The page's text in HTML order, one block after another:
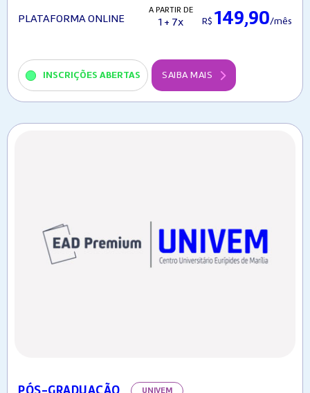
PLATAFORMA ONLINE
A PARTIR DE
1 + 7x R$ 149,90/mês
INSCRIÇÕES ABERTAS SAIBA MAIS
UNIVEM